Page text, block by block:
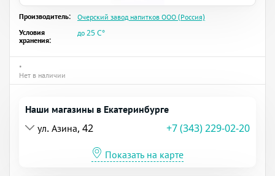
Производитель:
Очерский завод напитков ООО (Россия)
Условия
хранения:
до 25 C°
•
Нет в наличии
Наши магазины в Екатеринбурге
ул. Азина, 42
+7 (343) 229-02-20
Показать на карте